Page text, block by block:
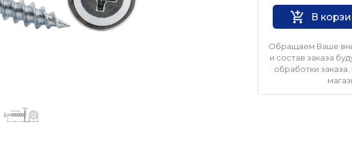
В
Обращаем Ваше
и состав заказа
обработки